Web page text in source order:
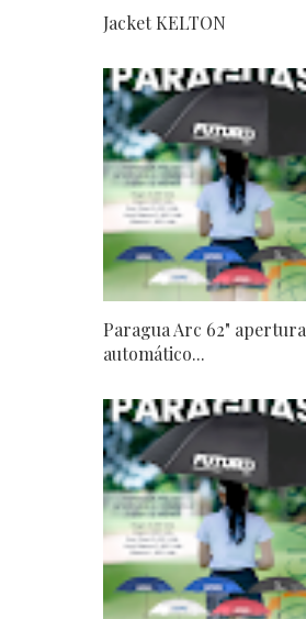
Jacket KELTON
Paragua Arc 62" apertura
automático...